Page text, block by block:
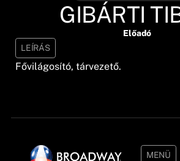
GIBÁRTI
Előadó
LEÍRÁS
Fővilágosító, tárvezető.
MENÜ